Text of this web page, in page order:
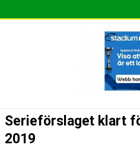
SHOP
Serieförslaget klart
2019